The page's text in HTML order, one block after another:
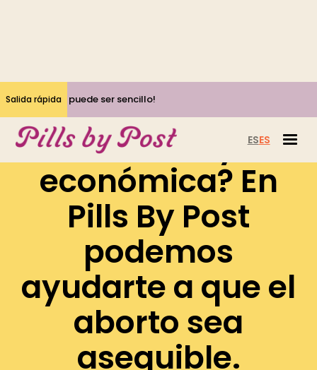
¡Sí, abortar puede ser sencillo!
Salida rápida
ESES
¿Necesitas ayuda
económica? En
Pills By Post
podemos
ayudarte a que el
aborto sea
asequible.